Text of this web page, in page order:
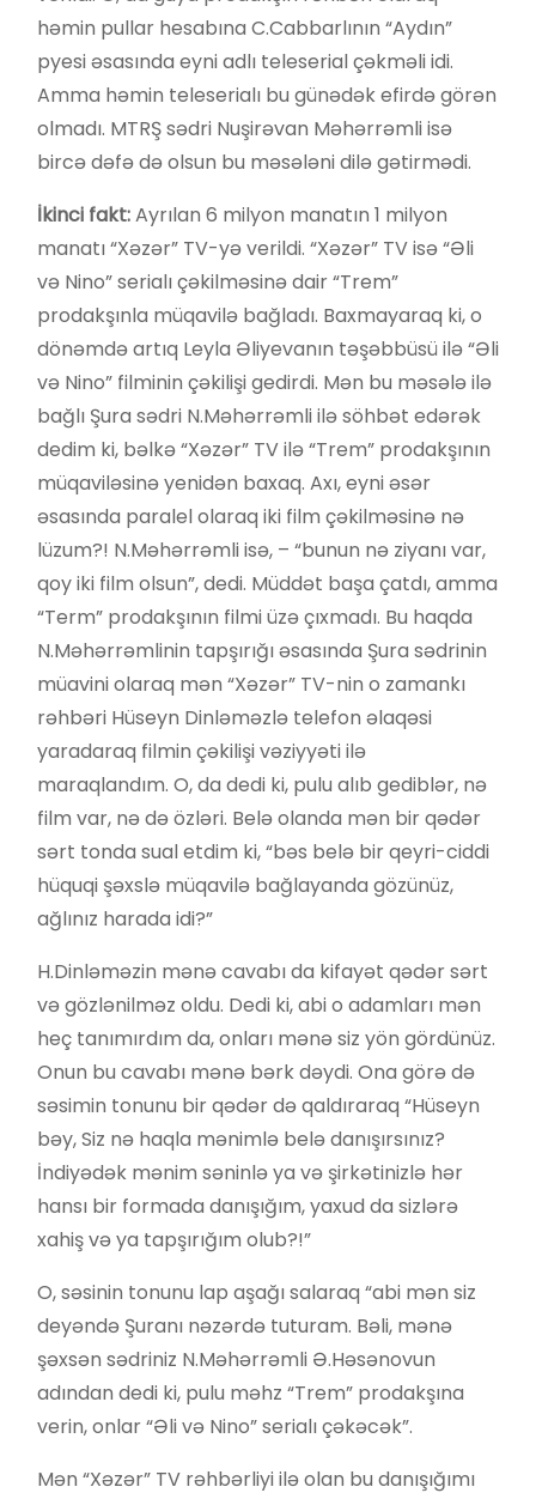
həmin pullar hesabına C.Cabbarlının “Aydın”
pyesi əsasında eyni adlı teleserial çəkməli idi.
Amma həmin teleserialı bu günədək efirdə görən
olmadı. MTRŞ sədri Nuşirəvan Məhərrəmli isə
bircə dəfə də olsun bu məsələni dilə gətirmədi.
İkinci fakt:Ayrılan 6 milyon manatın 1 milyon
manatı “Xəzər” TV-yə verildi. “Xəzər” TV isə “Əli
və Nino” serialı çəkilməsinə dair “Trem”
prodakşınla müqavilə bağladı. Baxmayaraq ki, o
dönəmdə artıq Leyla Əliyevanın təşəbbüsü ilə “Əli
və Nino” filminin çəkilişi gedirdi. Mən bu məsələ ilə
bağlı Şura sədri N.Məhərrəmli ilə söhbət edərək
dedim ki, bəlkə “Xəzər” TV ilə “Trem” prodakşının
müqaviləsinə yenidən baxaq. Axı, eyni əsər
əsasında paralel olaraq iki film çəkilməsinə nə
lüzum?! N.Məhərrəmli isə, – “bunun nə ziyanı var,
qoy iki film olsun”, dedi. Müddət başa çatdı, amma
“Term” prodakşının filmi üzə çıxmadı. Bu haqda
N.Məhərrəmlinin tapşırığı əsasında Şura sədrinin
müavini olaraq mən “Xəzər” TV-nin o zamankı
rəhbəri Hüseyn Dinləməzlə telefon əlaqəsi
yaradaraq filmin çəkilişi vəziyyəti ilə
maraqlandım. O, da dedi ki, pulu alıb gediblər, nə
film var, nə də özləri. Belə olanda mən bir qədər
sərt tonda sual etdim ki, “bəs belə bir qeyri-ciddi
hüquqi şəxslə müqavilə bağlayanda gözünüz,
ağlınız harada idi?”
H.Dinləməzin mənə cavabı da kifayət qədər sərt
və gözlənilməz oldu. Dedi ki, abi o adamları mən
heç tanımırdım da, onları mənə siz yön gördünüz.
Onun bu cavabı mənə bərk dəydi. Ona görə də
səsimin tonunu bir qədər də qaldıraraq “Hüseyn
bəy, Siz nə haqla mənimlə belə danışırsınız?
İndiyədək mənim səninlə ya və şirkətinizlə hər
hansı bir formada danışığım, yaxud da sizlərə
xahiş və ya tapşırığım olub?!”
O, səsinin tonunu lap aşağı salaraq “abi mən siz
deyəndə Şuranı nəzərdə tuturam. Bəli, mənə
şəxsən sədriniz N.Məhərrəmli Ə.Həsənovun
adından dedi ki, pulu məhz “Trem” prodakşına
verin, onlar “Əli və Nino” serialı çəkəcək”.
Mən “Xəzər” TV rəhbərliyi ilə olan bu danışığımı